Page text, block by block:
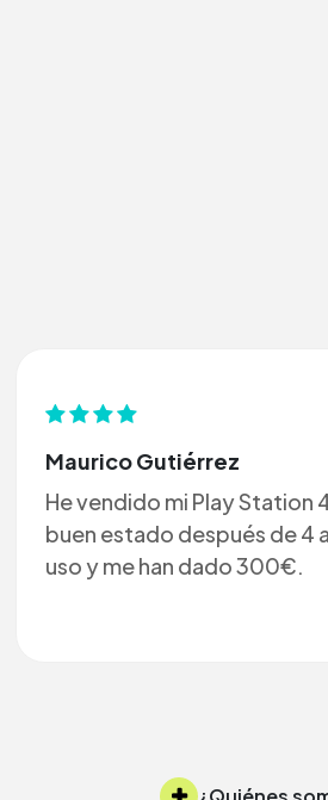
Maurico Gutiérrez
He vendido mi Play Station
buen estado después de 4
uso y me han dado 300€.